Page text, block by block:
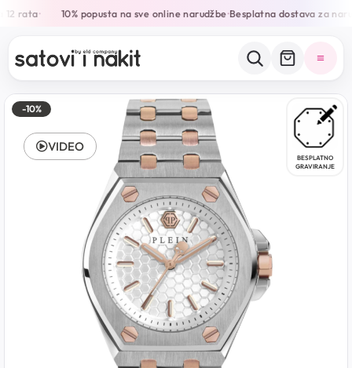
rata• 10% popusta na sve online narudžbe•Besplatna dostava za
-10%
BESPLATNO
GRAVIRANJE
VIDEO